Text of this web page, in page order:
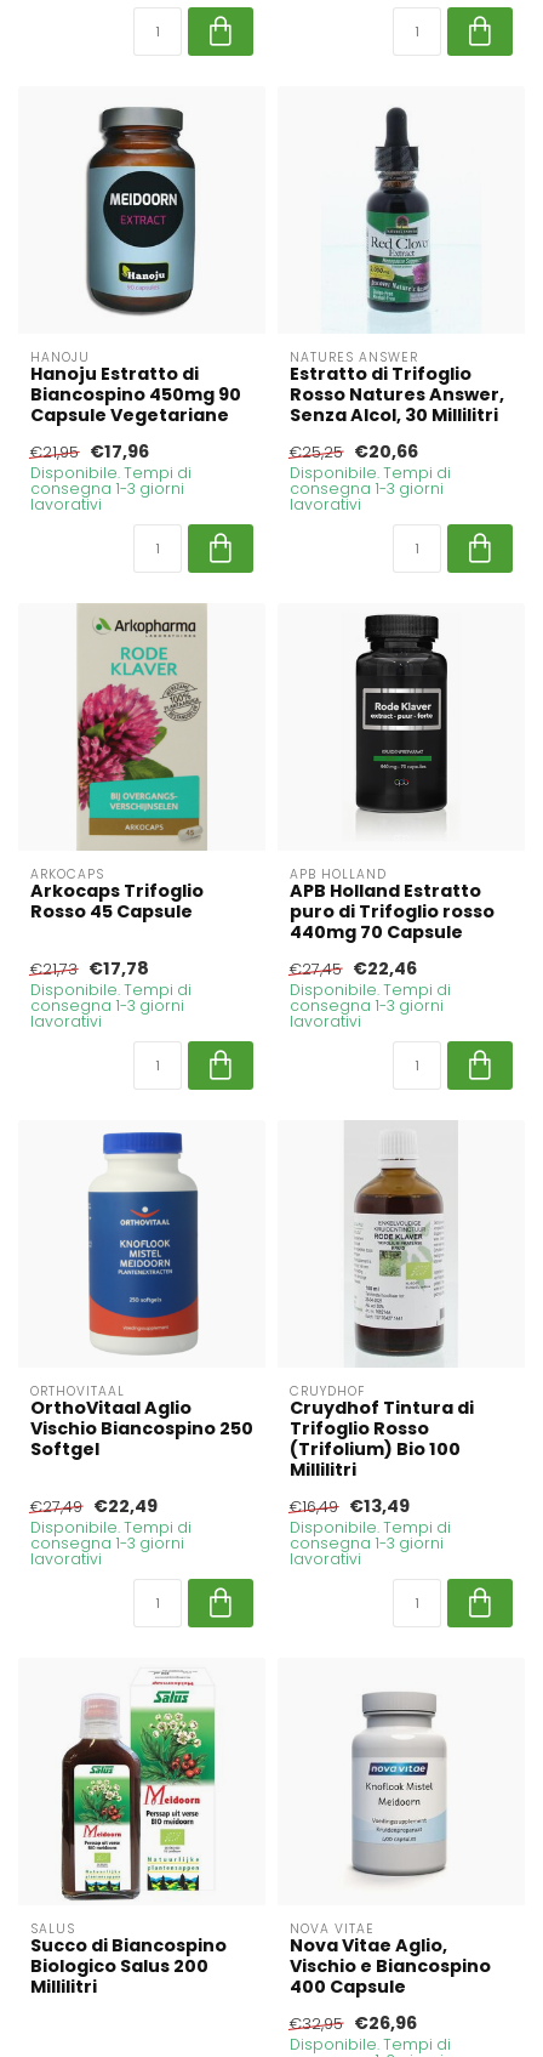
HANOJU
Hanoju Estratto di
Biancospino 450mg 90
Capsule Vegetariane
€21,95 €17,96
Disponibile. Tempi di
consegna 1-3 giorni
lavorativi
NATURES ANSWER
Estratto di Trifoglio
Rosso Natures Answer,
Senza Alcol, 30 Millilitri
€25,25 €20,66
Disponibile. Tempi di
consegna 1-3 giorni
lavorativi
ARKOCAPS
Arkocaps Trifoglio
Rosso 45 Capsule
€21,73 €17,78
Disponibile. Tempi di
consegna 1-3 giorni
lavorativi
APB HOLLAND
APB Holland Estratto
puro di Trifoglio rosso
440mg 70 Capsule
€27,45 €22,46
Disponibile. Tempi di
consegna 1-3 giorni
lavorativi
ORTHOVITAAL
OrthoVitaal Aglio
Vischio Biancospino 250
Softgel
€27,49 €22,49
Disponibile. Tempi di
consegna 1-3 giorni
lavorativi
CRUYDHOF
Cruydhof Tintura di
Trifoglio Rosso
(Trifolium) Bio 100
Millilitri
€16,49 €13,49
Disponibile. Tempi di
consegna 1-3 giorni
lavorativi
SALUS
Succo di Biancospino
Biologico Salus 200
Millilitri
NOVA VITAE
Nova Vitae Aglio,
Vischio e Biancospino
400 Capsule
€32,95 €26,96
Disponibile. Tempi di